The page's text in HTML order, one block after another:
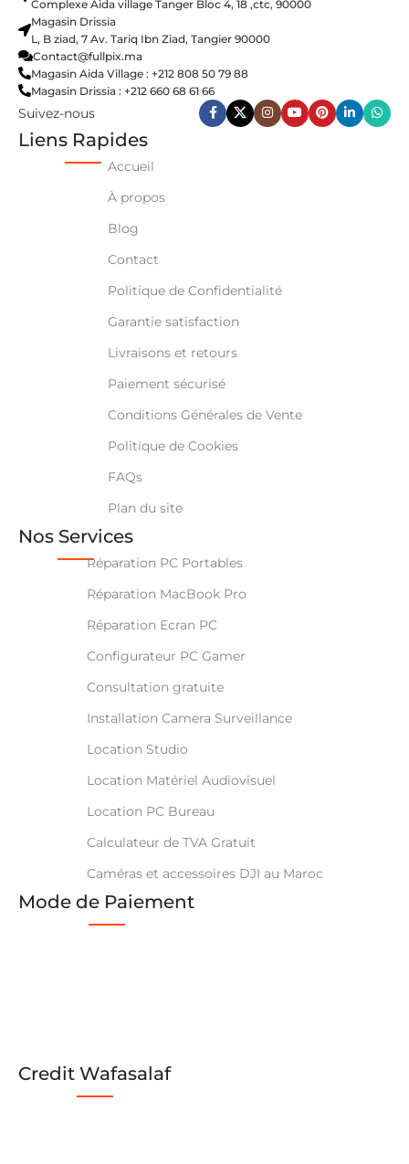
Complexe Aida village Tanger Bloc 4, 18 ,ctc, 90000
Magasin Drissia
L, B ziad, 7 Av. Tariq Ibn Ziad, Tangier 90000
Contact@fullpix.ma
Magasin Aida Village : +212 808 50 79 88
Magasin Drissia : +212 660 68 61 66
Suivez-nous
Liens Rapides
Accueil
À propos
Blog
Contact
Politique de Confidentialité
Garantie satisfaction
Livraisons et retours
Paiement sécurisé
Conditions Générales de Vente
Politique de Cookies
FAQs
Plan du site
Nos Services
Réparation PC Portables
Réparation MacBook Pro
Réparation Ecran PC
Configurateur PC Gamer
Consultation gratuite
Installation Camera Surveillance
Location Studio
Location Matériel Audiovisuel
Location PC Bureau
Calculateur de TVA Gratuit
Caméras et accessoires DJI au Maroc
Mode de Paiement
Credit Wafasalaf